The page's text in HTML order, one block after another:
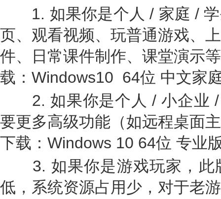
1. 如果你是个人 / 家庭 / 学
页、观看视频、玩普通游戏、
件、日常课件制作、课堂演示
载：Windows10 64位 中文家
2. 如果你是个人 / 小企业 /
要更多高级功能（如远程桌面
下载：Windows 10 64位 专业
3. 如果你是游戏玩家，此
低，系统资源占用少，对于老